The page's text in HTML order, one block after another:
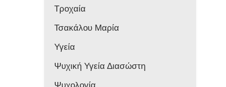
Τροχαία
Τσακάλου Μαρία
Υγεία
Ψυχική Υγεία Διασώστη